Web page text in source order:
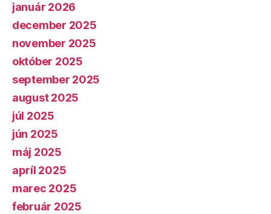
január 2026
december 2025
november 2025
október 2025
september 2025
august 2025
júl 2025
jún 2025
máj 2025
apríl 2025
marec 2025
február 2025